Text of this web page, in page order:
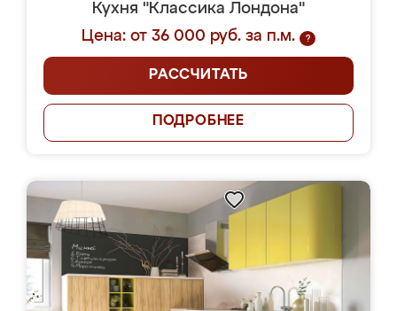
Кухня "Классика Лондона"
Цена: от 36 000 руб. за п.м.
?
РАССЧИТАТЬ
ПОДРОБНЕЕ